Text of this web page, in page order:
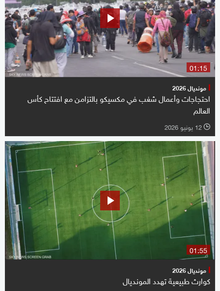
01:15
مونديال 2026
احتجاجات وأعمال شغب في مكسيكو بالتزامن مع افتتاح كأس
العالم
l 12 يونيو 2026
01:55
مونديال 2026
كوارث طبيعية تهدد المونديال